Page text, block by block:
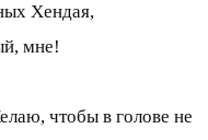
Хендая,
мне!
чтобы в голове не